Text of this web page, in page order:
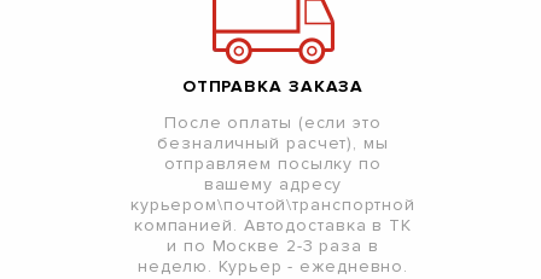
ОТПРАВКА ЗАКАЗА
После оплаты (если это
безналичный расчет), мы
отправляем посылку по
вашему адресу
курьером\почтой\транспортной
компанией. Автодоставка в ТК
и по Москве 2-3 раза в
неделю. Курьер - ежедневно.